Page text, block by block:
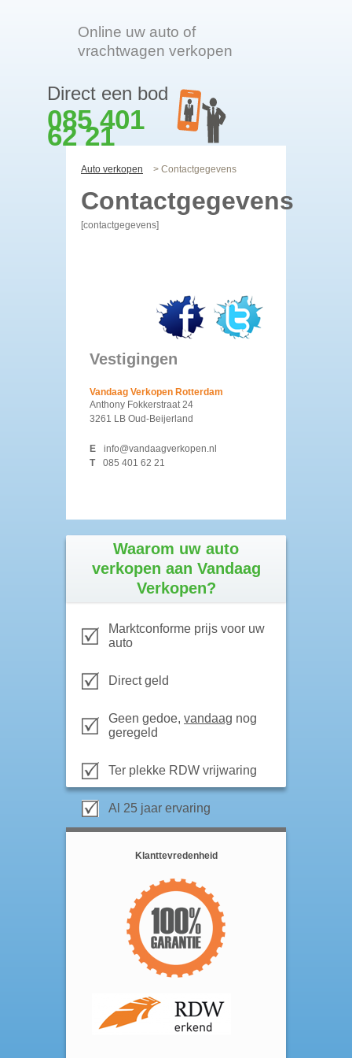
Online uw auto of
vrachtwagen verkopen
Direct een bod
085 401
62 21
Auto verkopen > Contactgegevens
Contactgegevens
[contactgegevens]
Vestigingen
Vandaag Verkopen Rotterdam
Anthony Fokkerstraat 24
3261 LB Oud-Beijerland
E
info@vandaagverkopen.nl
T
085 401 62 21
Waarom uw auto
verkopen aan Vandaag
Verkopen?
Marktconforme prijs voor uw
auto
Direct geld
Geen gedoe, vandaag nog
geregeld
Ter plekke RDW vrijwaring
Al 25 jaar ervaring
Klanttevredenheid